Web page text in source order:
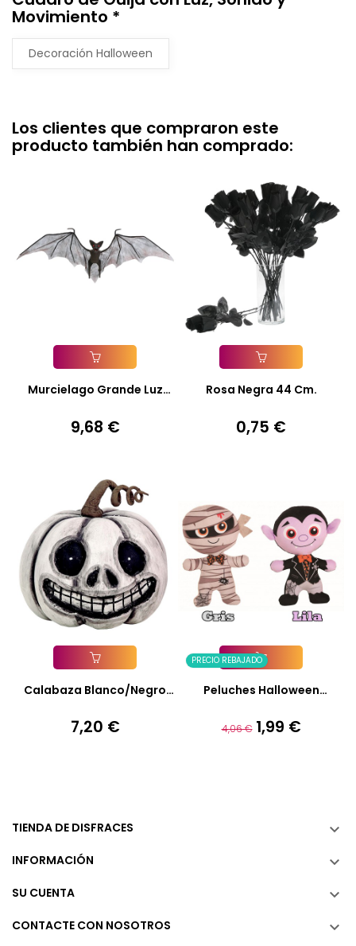
Movimiento *
Decoración Halloween
Los clientes que compraron este
producto también han comprado:
Añadir A La Cesta
Murcielago Grande Luz
Precio
9,68 €
Añadir A La Cesta
Rosa Negra 44 Cm.
Precio
0,75 €
Añadir A La Cesta
Calabaza Blanco/Negro
Precio
7,20 €
PRECIO REBAJADO
Añadir A La Cesta
Peluches Halloween
Precio
4,06 € Precio
1,99 €
TIENDA DE DISFRACES 
INFORMACIÓN 
SU CUENTA 
CONTACTE CON NOSOTROS 